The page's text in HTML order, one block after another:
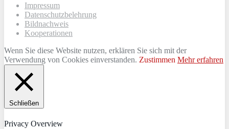
Impressum
Datenschutzbelehrung
Bildnachweis
Kooperationen
Wenn Sie diese Website nutzen, erklären Sie sich mit der
Verwendung von Cookies einverstanden. Zustimmen Mehr erfahren
Schließen
Privacy Overview